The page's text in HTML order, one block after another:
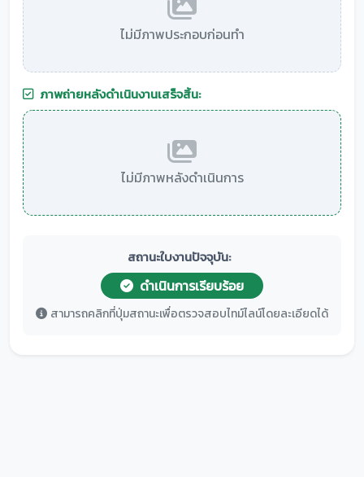
ไม่มีภาพประกอบก่อนทำ
ภาพถ่ายหลังดำเนินงานเสร็จสิ้น:
ไม่มีภาพหลังดำเนินการ
สถานะใบงานปัจจุบัน:
ดำเนินการเรียบร้อย
สามารถคลิกที่ปุ่มสถานะเพื่อตรวจสอบไทม์ไลน์โดยละเอียดได้